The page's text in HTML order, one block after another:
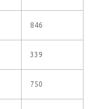
846
339
750